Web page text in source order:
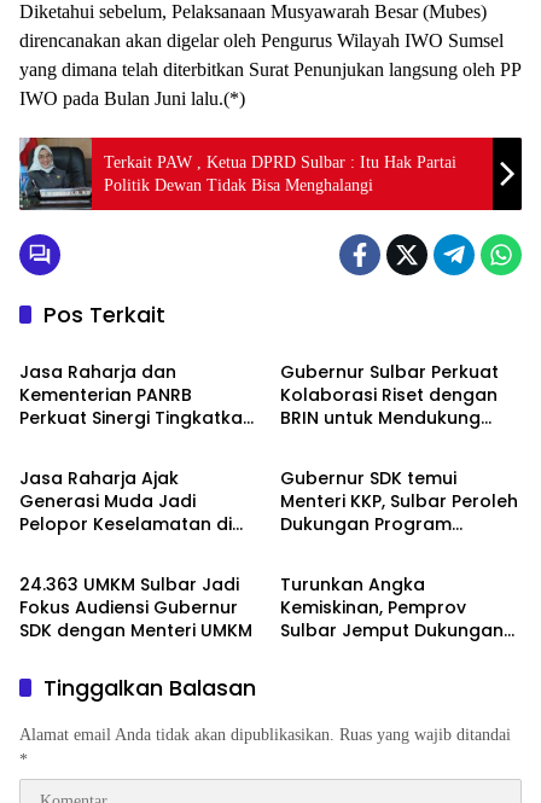
Diketahui sebelum, Pelaksanaan Musyawarah Besar (Mubes)
direncanakan akan digelar oleh Pengurus Wilayah IWO Sumsel
yang dimana telah diterbitkan Surat Penunjukan langsung oleh PP
IWO pada Bulan Juni lalu.(*)
Terkait PAW , Ketua DPRD Sulbar : Itu Hak Partai
Politik Dewan Tidak Bisa Menghalangi
Pos Terkait
Jakarta
Jasa Raharja dan
Kementerian PANRB
Perkuat Sinergi Tingkatkan
Gubernur Sulbar Perkuat
Kolaborasi Riset dengan
BRIN untuk Mendukung
Jakarta
Jasa Raharja Ajak
Generasi Muda Jadi
Pelopor Keselamatan di
Jakarta
Gubernur SDK temui
Menteri KKP, Sulbar Peroleh
Dukungan Program
Jakarta
24.363 UMKM Sulbar Jadi
Fokus Audiensi Gubernur
SDK dengan Menteri UMKM
Jakarta
Turunkan Angka
Kemiskinan, Pemprov
Sulbar Jemput Dukungan
Tinggalkan Balasan
Alamat email Anda tidak akan dipublikasikan. Ruas yang wajib ditandai
*